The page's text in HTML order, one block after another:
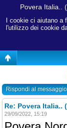
I cookie ci aiutano
l'utilizzo dei cookie
Povera Italia..
Rispondi al messaggio
Re: Povera Italia..
29/09/2022, 15:19